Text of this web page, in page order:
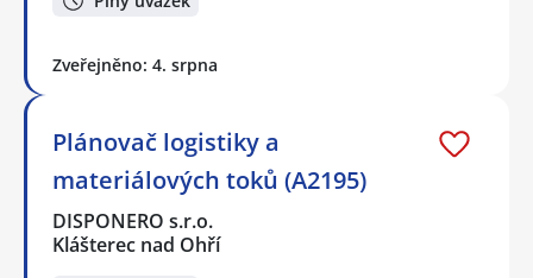
Zveřejněno: 4. srpna
Plánovač logistiky a
materiálových toků (A2195)
DISPONERO s.r.o.
Klášterec nad Ohří